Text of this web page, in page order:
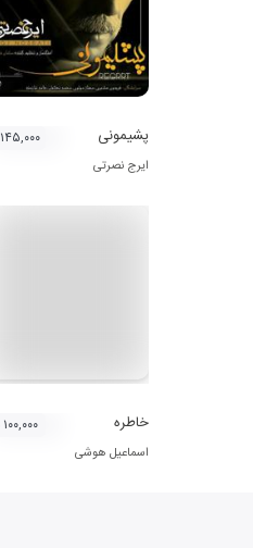
پشیمونی
ایرج نصرتی
۱۴۵,۰۰۰ ت
خاطره
اسماعیل هوشی
۱۰۰,۰۰۰ ت